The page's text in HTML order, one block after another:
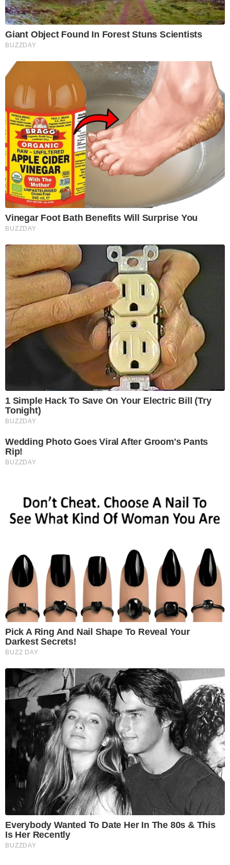
Giant Object Found In Forest Stuns Scientists
BUZZDAY
Vinegar Foot Bath Benefits Will Surprise You
BUZZDAY
1 Simple Hack To Save On Your Electric Bill (Try
Tonight)
BUZZDAY
Wedding Photo Goes Viral After Groom's Pants
Rip!
BUZZDAY
Pick A Ring And Nail Shape To Reveal Your
Darkest Secrets!
BUZZ DAY
Everybody Wanted To Date Her In The 80s & This
Is Her Recently
BUZZDAY